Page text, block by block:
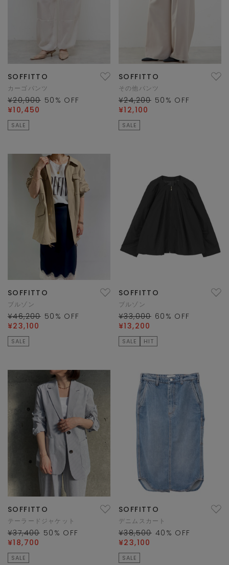
SOFFITTO
カーゴパンツ
¥20,900 50 % OFF
¥10,450
SALE
SOFFITTO
その他パンツ
¥24,200 50 % OFF
¥12,100
SALE
SOFFITTO
ブルゾン
¥46,200 50 % OFF
¥23,100
SALE
SOFFITTO
ブルゾン
¥33,000 60 % OFF
¥13,200
SALE HIT
SOFFITTO
テーラードジャケット
¥37,400 50 % OFF
¥18,700
SALE
SOFFITTO
デニムスカート
¥38,500 40 % OFF
¥23,100
SALE